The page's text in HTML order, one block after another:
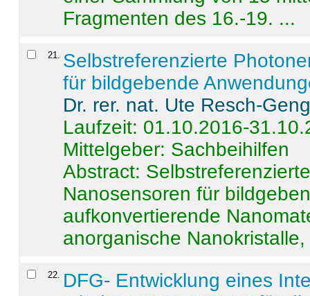
Fragmenten des 16.-19. ...
21
Selbstreferenzierte
für bildgebende
Dr. rer. nat. Ute Resch-
Laufzeit: 01.10.2016-
Mittelgeber: Sachbeihilfen
Abstract:
Nanosensoren für
aufkonvertierende
anorganische
22
DFG- Entwicklung eines